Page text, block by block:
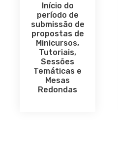
Início do
período de
submissão de
propostas de
Minicursos,
Tutoriais,
Sessões
Temáticas e
Mesas
Redondas